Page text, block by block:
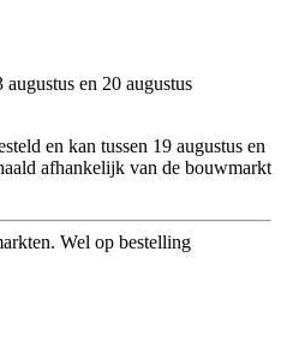
en 20 augustus
en kan tussen 19 augustus en
afhankelijk van de bouwmarkt
Wel op bestelling